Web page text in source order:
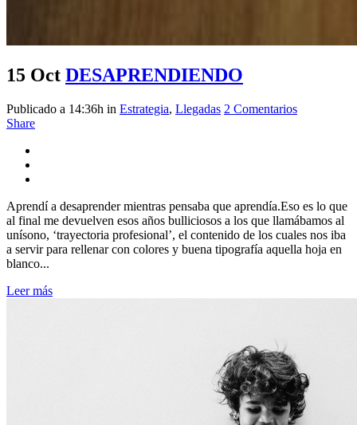
15 Oct DESAPRENDIENDO
Publicado a 14:36h in Estrategia, Llegadas 2 Comentarios
Share
Aprendí a desaprender mientras pensaba que aprendía.Eso es lo que
al final me devuelven esos años bulliciosos a los que llamábamos al
unísono, ‘trayectoria profesional’, el contenido de los cuales nos iba
a servir para rellenar con colores y buena tipografía aquella hoja en
blanco...
Leer más